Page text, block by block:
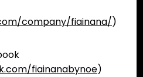
company/fiainana/)
fiainanabynoe)